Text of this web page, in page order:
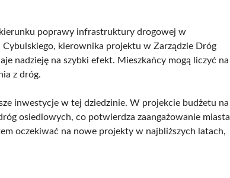
poprawy infrastruktury drogowej w
Cybulskiego, kierownika projektu w Zarządzie Dróg
nadzieję na szybki efekt. Mieszkańcy mogą liczyć na
z dróg.
inwestycje w tej dziedzinie. W projekcie budżetu na
osiedlowych, co potwierdza zaangażowanie miasta
oczekiwać na nowe projekty w najbliższych latach,